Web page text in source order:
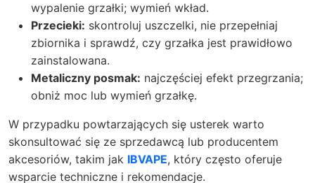
wypalenie grzałki; wymień wkład.
Przecieki: skontroluj uszczelki, nie przepełniaj
zbiornika i sprawdź, czy grzałka jest prawidłowo
zainstalowana.
Metaliczny posmak: najczęściej efekt przegrzania;
obniż moc lub wymień grzałkę.
W przypadku powtarzających się usterek warto
skonsultować się ze sprzedawcą lub producentem
akcesoriów, takim jak IBVAPE, który często oferuje
wsparcie techniczne i rekomendacje.